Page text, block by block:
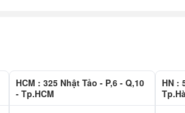
HCM : 325 Nhật Tảo - P,6 - Q,10
- Tp.HCM
HN :